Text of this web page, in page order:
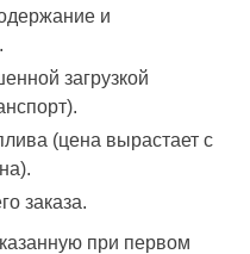
и
загрузкой
(цена вырастает с
заказа.
при первом